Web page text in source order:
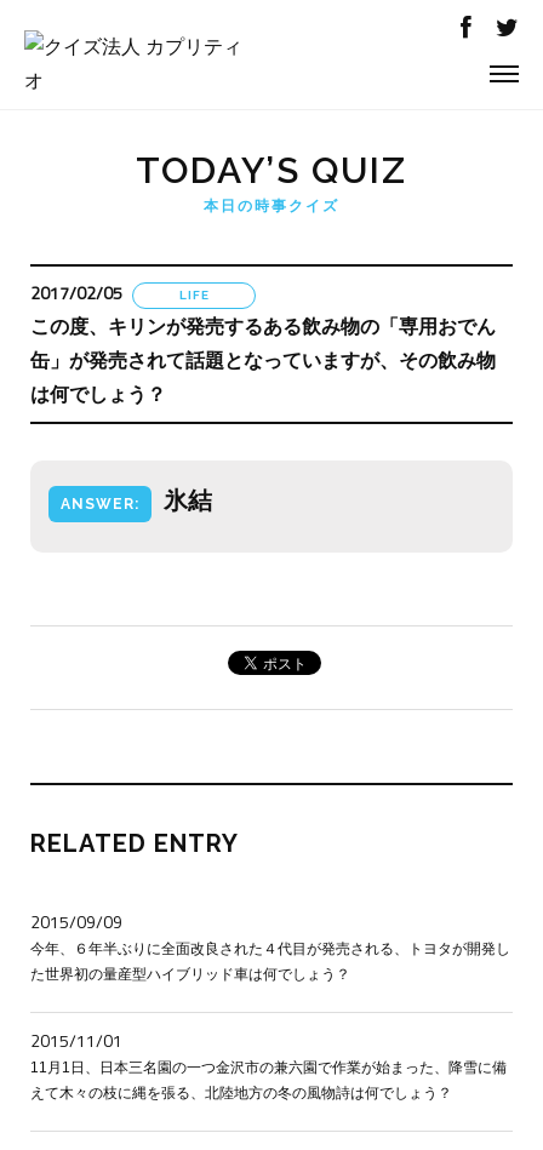
TODAY’S QUIZ
本日の時事クイズ
2017/02/05 LIFE
この度、キリンが発売するある飲み物の「専用おでん
缶」が発売されて話題となっていますが、その飲み物
は何でしょう？
ANSWER: 氷結
RELATED ENTRY
2015/09/09
今年、６年半ぶりに全面改良された４代目が発売される、トヨタが開発し
た世界初の量産型ハイブリッド車は何でしょう？
2015/11/01
11月1日、日本三名園の一つ金沢市の兼六園で作業が始まった、降雪に備
えて木々の枝に縄を張る、北陸地方の冬の風物詩は何でしょう？